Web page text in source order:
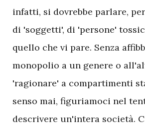
infatti, si dovrebbe parlare,
di 'soggetti', di 'persone'
quello che vi pare. Senza
monopolio a un genere o
'ragionare' a compartimenti
senso mai, figuriamoci nel
descrivere un'intera società.